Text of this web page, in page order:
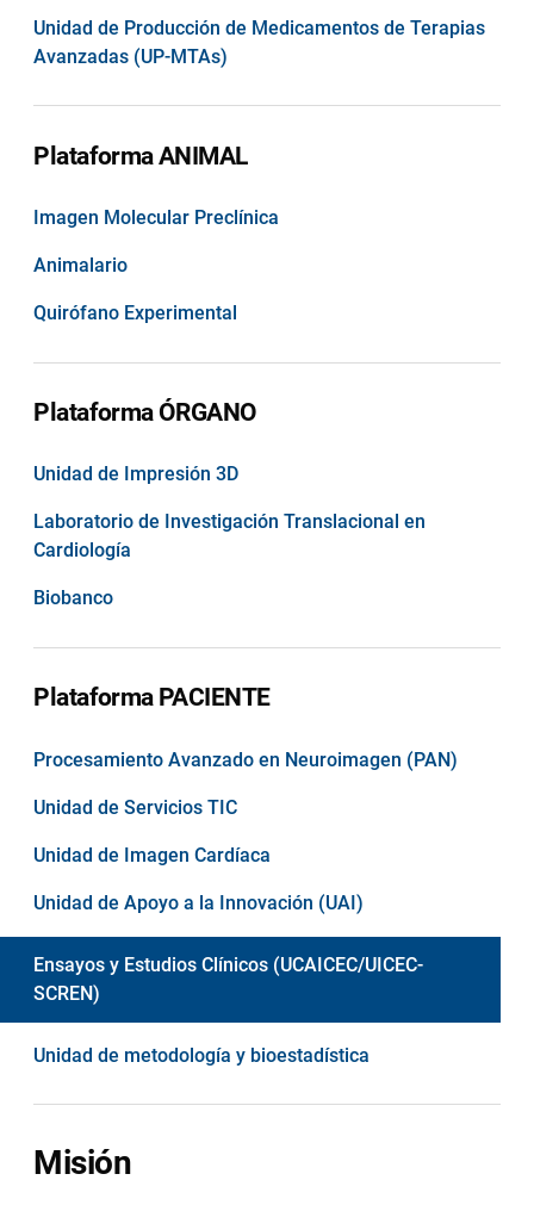
Unidad de Producción de Medicamentos de Terapias
Avanzadas (UP-MTAs)
Plataforma ANIMAL
Imagen Molecular Preclínica
Animalario
Quirófano Experimental
Plataforma ÓRGANO
Unidad de Impresión 3D
Laboratorio de Investigación Translacional en
Cardiología
Biobanco
Plataforma PACIENTE
Procesamiento Avanzado en Neuroimagen (PAN)
Unidad de Servicios TIC
Unidad de Imagen Cardíaca
Unidad de Apoyo a la Innovación (UAI)
Ensayos y Estudios Clínicos (UCAICEC/UICEC-
SCREN)
Unidad de metodología y bioestadística
Misión